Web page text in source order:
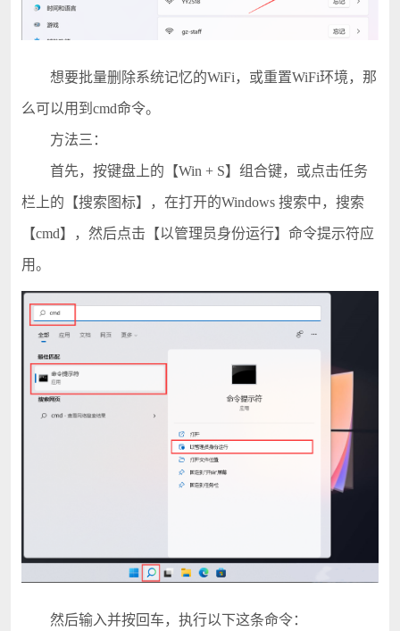
想要批量删除系统记忆的WiFi，或重置WiFi环境，那
么可以用到cmd命令。
方法三：
首先，按键盘上的【Win + S】组合键，或点击任务
栏上的【搜索图标】，在打开的Windows 搜索中，搜索
【cmd】，然后点击【以管理员身份运行】命令提示符应
用。
然后输入并按回车，执行以下这条命令：